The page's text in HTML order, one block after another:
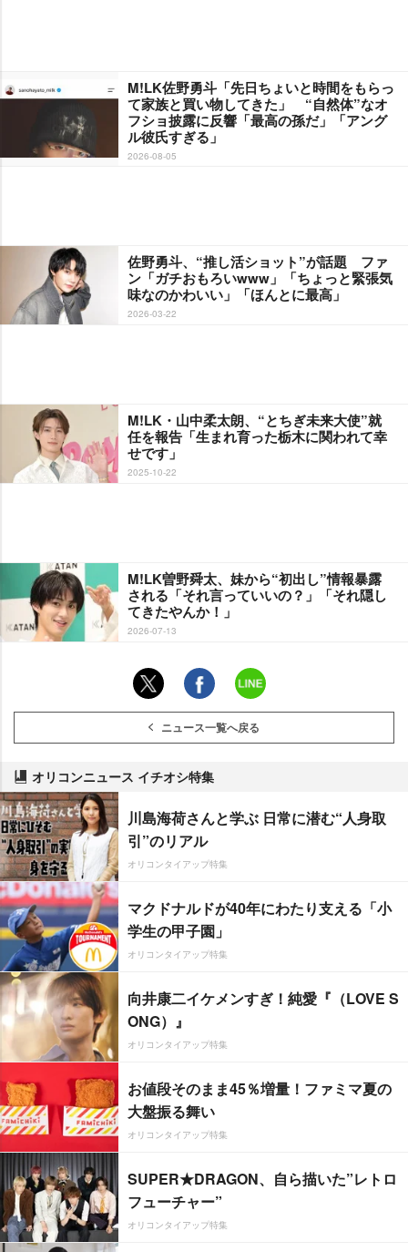
M!LK佐野勇斗「先日ちょいと時間をもらっ
て家族と買い物してきた」 “自然体”なオ
フショ披露に反響「最高の孫だ」「アング
ル彼氏すぎる」
2026-08-05
佐野勇斗、“推し活ショット”が話題 ファ
ン「ガチおもろいwww」「ちょっと緊張気
味なのかわいい」「ほんとに最高」
2026-03-22
M!LK・山中柔太朗、“とちぎ未来大使”就
任を報告「生まれ育った栃木に関われて幸
せです」
2025-10-22
M!LK曽野舜太、妹から“初出し”情報暴露
される「それ言っていいの？」「それ隠し
てきたやんか！」
2026-07-13
ニュース一覧へ戻る
オリコンニュース イチオシ特集
川島海荷さんと学ぶ 日常に潜む“人身取
引”のリアル
オリコンタイアップ特集
マクドナルドが40年にわたり支える「小
学生の甲子園」
オリコンタイアップ特集
向井康二イケメンすぎ！純愛『（LOVE S
ONG）』
オリコンタイアップ特集
お値段そのまま45％増量！ファミマ夏の
大盤振る舞い
オリコンタイアップ特集
SUPER★DRAGON、自ら描いた”レトロ
フューチャー”
オリコンタイアップ特集